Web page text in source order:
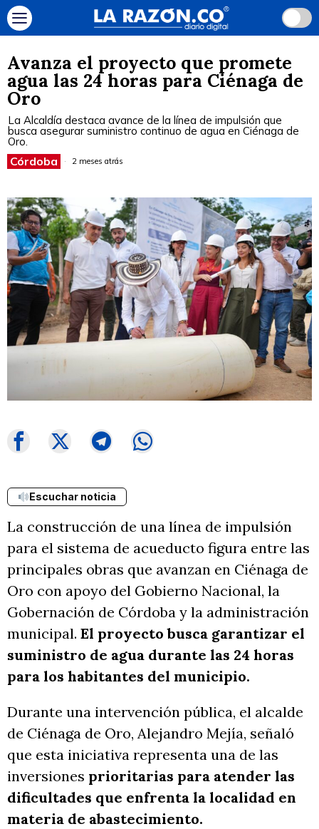
Avanza el proyecto que promete
agua las 24 horas para Ciénaga de
Oro
La Alcaldía destaca avance de la línea de impulsión que
busca asegurar suministro continuo de agua en Ciénaga de
Oro.
Córdoba 2 meses atrás
Escuchar noticia
La construcción de una línea de impulsión
para el sistema de acueducto figura entre las
principales obras que avanzan en Ciénaga de
Oro con apoyo del Gobierno Nacional, la
Gobernación de Córdoba y la administración
municipal. El proyecto busca garantizar el
suministro de agua durante las 24 horas
para los habitantes del municipio.
Durante una intervención pública, el alcalde
de Ciénaga de Oro, Alejandro Mejía, señaló
que esta iniciativa representa una de las
inversiones prioritarias para atender las
dificultades que enfrenta la localidad en
materia de abastecimiento.